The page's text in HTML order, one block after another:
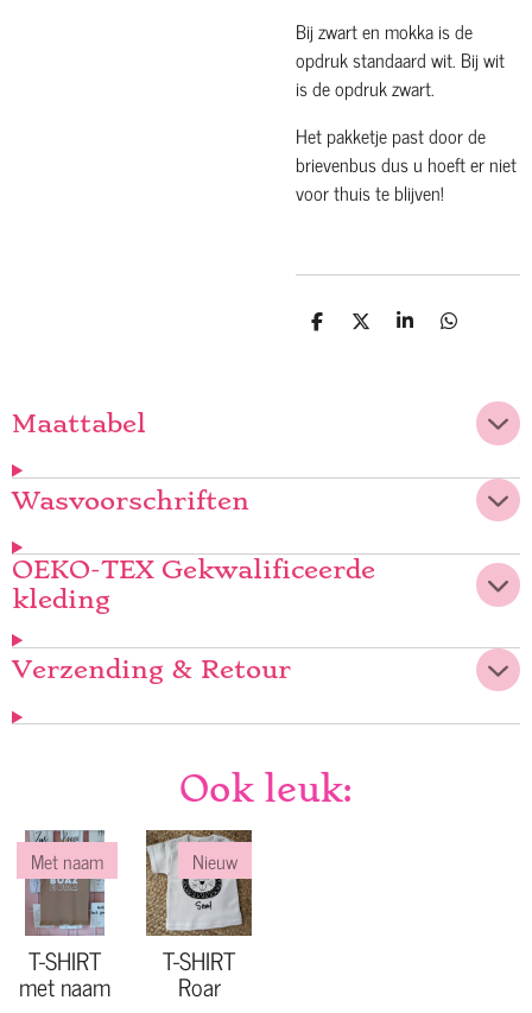
Bij zwart en mokka is de
opdruk standaard wit. Bij wit
is de opdruk zwart.
Het pakketje past door de
brievenbus dus u hoeft er niet
voor thuis te blijven!
D D S D
Maattabel
Wasvoorschriften
OEKO-TEX Gekwalificeerde
kleding
Verzending & Retour
Ook leuk:
Met naam
T-SHIRT
met naam
Nieuw
T-SHIRT
Roar